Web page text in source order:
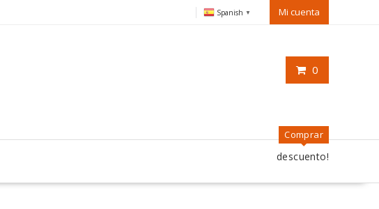
Spanish ▼ Mi cuenta
0
Comprar
descuento!